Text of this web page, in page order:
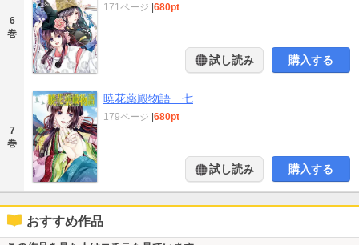
6
巻
171ページ |680pt
試し読み 購入する
7
巻
暁花薬殿物語 七
179ページ |680pt
試し読み 購入する
おすすめ作品